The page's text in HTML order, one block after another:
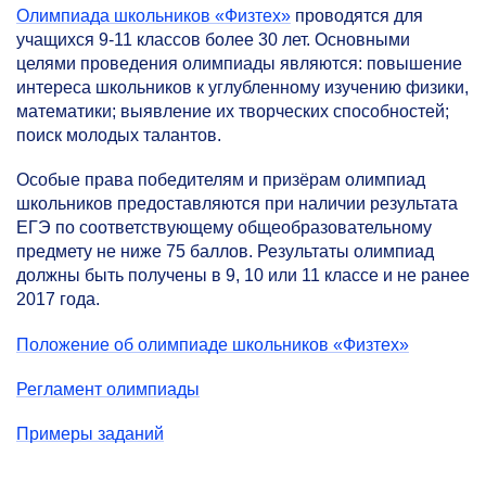
Олимпиада школьников «Физтех» проводятся для
учащихся 9-11 классов более 30 лет. Основными
целями проведения олимпиады являются: повышение
интереса школьников к углубленному изучению физики,
математики; выявление их творческих способностей;
поиск молодых талантов.
Особые права победителям и призёрам олимпиад
школьников предоставляются при наличии результата
ЕГЭ по соответствующему общеобразовательному
предмету не ниже 75 баллов. Результаты олимпиад
должны быть получены в 9, 10 или 11 классе и не ранее
2017 года.
Положение об олимпиаде школьников «Физтех»
Регламент олимпиады
Примеры заданий